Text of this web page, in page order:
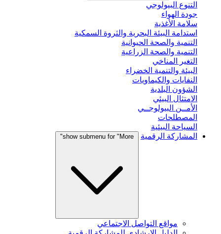
التنوع البيولوجي
جودة الهواء
سلامة الأغذية
استدامة البيئة البحرية والثروة السمكية
التنمية والصحة الحيوانية
التنمية والصحة الزراعية
التغير المناخي
البيئة والتنمية الخضراء
النفايات والكيماويات
الشؤون البلدية
الامتثال البيئي
الأمــن البيولوجــي
المصطلحات
السياحة البيئية
المشاركة الرقمية
show submenu for "More"
مواقع التواصل الاجتماعي